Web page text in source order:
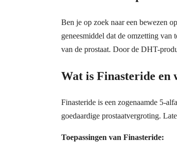
Ben je op zoek naar een bewezen
geneesmiddel dat de omzetting
van de prostaat. Door de DHT-
Wat is Finasteride
Finasteride is een zogenaamde 5-
goedaardige prostaatvergroting.
Toepassingen van Finasteride: